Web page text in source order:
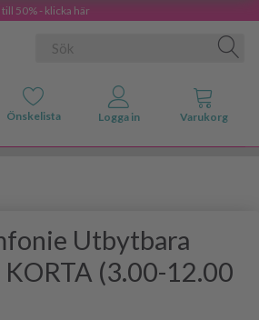
50% - klicka här
Utbytbara
(3.00-12.00